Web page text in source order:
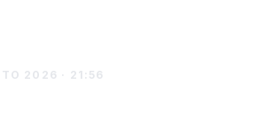
2026 · 21:56